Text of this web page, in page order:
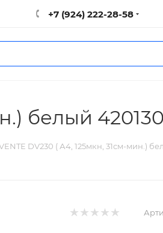
+7 (924) 222-28-58
белый
DV230 ( А4, 125мкн, 31см-мин.)